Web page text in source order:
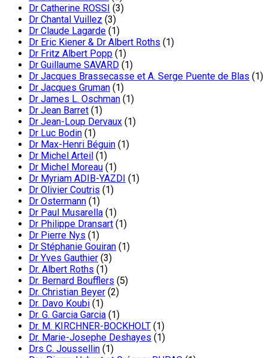
Dr Catherine ROSSI (3)
Dr Chantal Vuillez (3)
Dr Claude Lagarde (1)
Dr Eric Kiener & Dr Albert Roths (1)
Dr Fritz Albert Popp (1)
Dr Guillaume SAVARD (1)
Dr Jacques Brassecasse et A. Serge Puente de Blas (1)
Dr Jacques Gruman (1)
Dr James L. Oschman (1)
Dr Jean Barret (1)
Dr Jean-Loup Dervaux (1)
Dr Luc Bodin (1)
Dr Max-Henri Béguin (1)
Dr Michel Arteil (1)
Dr Michel Moreau (1)
Dr Myriam ADIB-YAZDI (1)
Dr Olivier Coutris (1)
Dr Ostermann (1)
Dr Paul Musarella (1)
Dr Philippe Dransart (1)
Dr Pierre Nys (1)
Dr Stéphanie Gouiran (1)
Dr Yves Gauthier (3)
Dr. Albert Roths (1)
Dr. Bernard Boufflers (5)
Dr. Christian Beyer (2)
Dr. Davo Koubi (1)
Dr. G. Garcia Garcia (1)
Dr. M. KIRCHNER-BOCKHOLT (1)
Dr. Marie-Josephe Deshayes (1)
Drs C. Joussellin (1)